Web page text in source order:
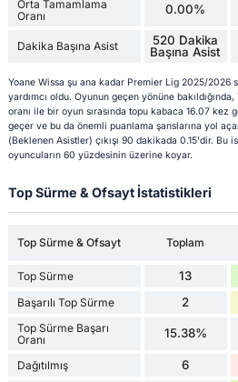
Orta Tamamlama
Oranı
0.00%
Dakika Başına Asist
520 Dakika
Başına Asist
Yoane Wissa şu ana kadar Premier Lig 2025/2026
yardımcı oldu. Oyunun geçen yönüne
oranı ile bir oyun sırasında topu kabaca 16.07 kez
geçer ve bu da önemli puanlama şanslarına yol
(Beklenen Asistler) çıkışı 90 dakikada 0.15'dir. Bu
oyuncuların 60 yüzdesinin üzerine koyar.
Top Sürme & Ofsayt İstatistikleri
Top Sürme & Ofsayt Toplam
Top Sürme 13
Başarılı Top Sürme 2
Top Sürme Başarı
Oranı
15.38%
Dağıtılmış 6